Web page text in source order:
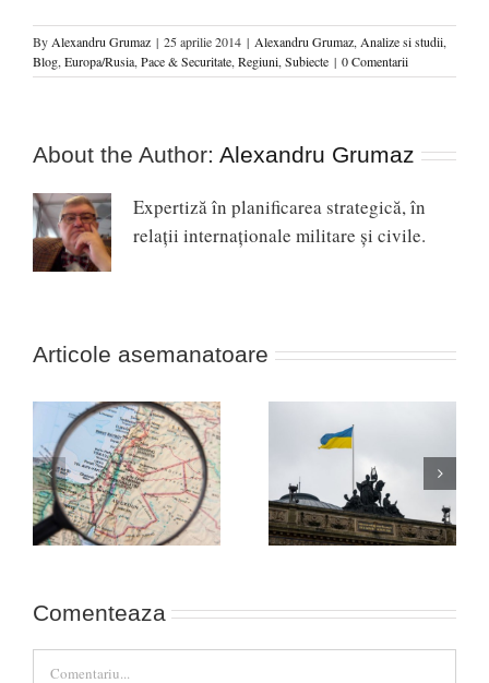
By Alexandru Grumaz | 25 aprilie 2014 | Alexandru Grumaz, Analize si studii,
Blog, Europa/Rusia, Pace & Securitate, Regiuni, Subiecte | 0 Comentarii
About the Author: Alexandru Grumaz
Expertiză în planificarea strategică, în
relaţii internaţionale militare şi civile.
Articole asemanatoare
Nevoia unei strategii a
victoriei în Ucraina!
Africa, noua linie de
front între Occident și
Rusia (cazul Durov)
Comenteaza